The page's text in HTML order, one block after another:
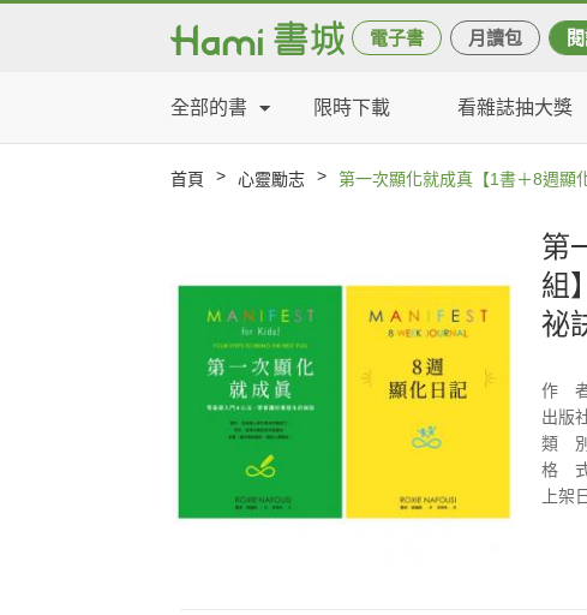
電子書 月讀包
全部的書 限時下載 看雜誌抽大獎
首頁 > 心靈勵志 > 第一次顯化就成真【1書＋8週顯
第
組
祕
作
出版
類
格
上架